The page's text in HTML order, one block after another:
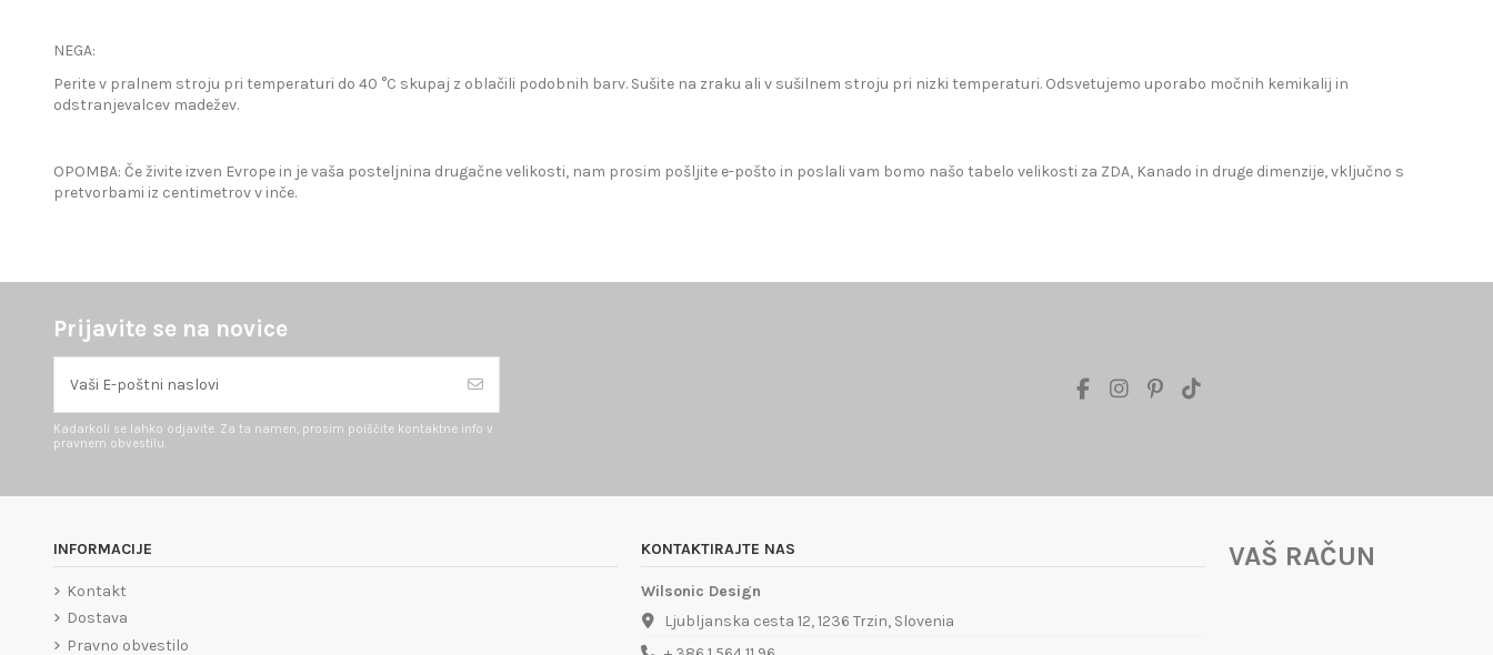
NEGA:
Perite v pralnem stroju pri temperaturi do 40 °C skupaj z oblačili podobnih barv. Sušite na zraku ali v sušilnem stroju pri nizki temperaturi. Odsvetujemo uporabo močnih kemikalij in
odstranjevalcev madežev.
OPOMBA: Če živite izven Evrope in je vaša posteljnina drugačne velikosti, nam prosim pošljite e-pošto in poslali vam bomo našo tabelo velikosti za ZDA, Kanado in druge dimenzije, vključno s
pretvorbami iz centimetrov v inče.
Prijavite se na novice
Kadarkoli se lahko odjavite. Za ta namen, prosim poiščite kontaktne info v
pravnem obvestilu.
INFORMACIJE
Kontakt
Dostava
Pravno obvestilo
KONTAKTIRAJTE NAS
Wilsonic Design
Ljubljanska cesta 12, 1236 Trzin, Slovenia
VAŠ RAČUN